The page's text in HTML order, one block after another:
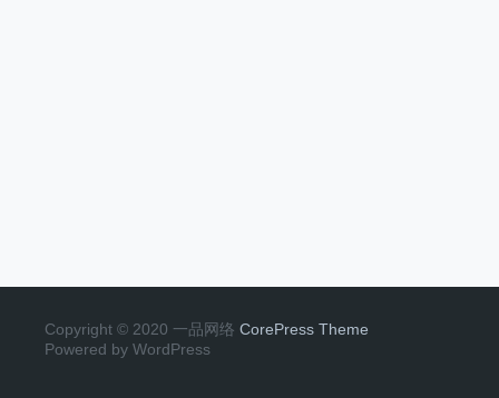
Copyright © 2020 一品网络 CorePress Theme
Powered by WordPress